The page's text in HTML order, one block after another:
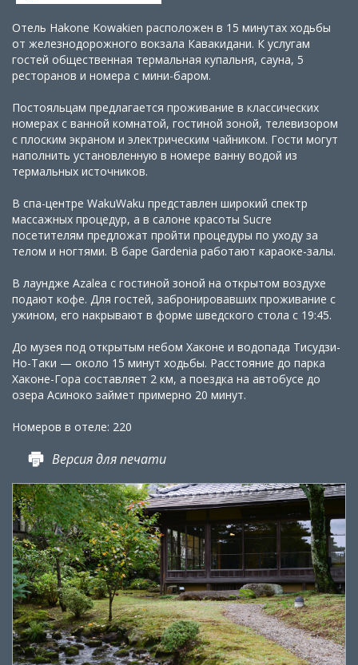
Отель Hakone Kowakien расположен в 15 минутах ходьбы
от железнодорожного вокзала Кавакидани. К услугам
гостей общественная термальная купальня, сауна, 5
ресторанов и номера с мини-баром.
Постояльцам предлагается проживание в классических
номерах с ванной комнатой, гостиной зоной, телевизором
с плоским экраном и электрическим чайником. Гости могут
наполнить установленную в номере ванну водой из
термальных источников.
В спа-центре WakuWaku представлен широкий спектр
массажных процедур, а в салоне красоты Sucre
посетителям предложат пройти процедуры по уходу за
телом и ногтями. В баре Gardenia работают караоке-залы.
В лаундже Azalea с гостиной зоной на открытом воздухе
подают кофе. Для гостей, забронировавших проживание с
ужином, его накрывают в форме шведского стола с 19:45.
До музея под открытым небом Хаконе и водопада Тисудзи-
Но-Таки — около 15 минут ходьбы. Расстояние до парка
Хаконе-Гора составляет 2 км, а поездка на автобусе до
озера Асиноко займет примерно 20 минут.
Номеров в отеле: 220
Версия для печати